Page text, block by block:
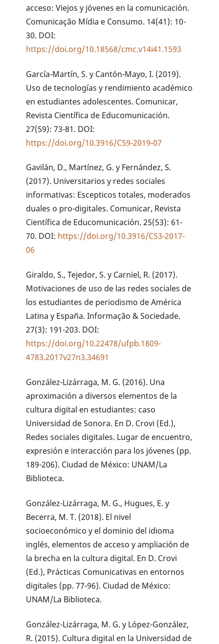
acceso: Viejos y jóvenes en la comunicación.
Comunicação Mídia e Consumo. 14(41): 10-
30. DOI:
https://doi.org/10.18568/cmc.v14i41.1593
García-Martín, S. y Cantón-Mayo, I. (2019).
Uso de tecnologías y rendimiento académico
en estudiantes adolescentes. Comunicar,
Revista Científica de Educomunicación.
27(59): 73-81. DOI:
https://doi.org/10.3916/C59-2019-07
Gavilán, D., Martínez, G. y Fernández, S.
(2017). Universitarios y redes sociales
informativas: Escepticos totales, moderados
duales o pro-digitales. Comunicar, Revista
Científica de Educomunicación. 25(53): 61-
70. DOI: https://doi.org/10.3916/C53-2017-
06
Giraldo, S., Tejedor, S. y Carniel, R. (2017).
Motivaciones de uso de las redes sociales de
los estudiantes de periodismo de América
Latina y España. Informação & Sociedade.
27(3): 191-203. DOI:
https://doi.org/10.22478/ufpb.1809-
4783.2017v27n3.34691
González-Lizárraga, M. G. (2016). Una
aproximación a diversos elementos de la
cultura digital en estudiantes: caso
Universidad de Sonora. En D. Crovi (Ed.),
Redes sociales digitales. Lugar de encuentro,
expresión e interacción para los jóvenes (pp.
189-206). Ciudad de México: UNAM/La
Biblioteca.
González-Lizárraga, M. G., Hugues, E. y
Becerra, M. T. (2018). El nivel
socioeconómico y el dominio del idioma
inglés, elementos de acceso y ampliación de
la brecha en la cultura digital. En D. Crovi
(Ed.), Prácticas Comunicativas en entornos
digitales (pp. 77-96). Ciudad de México:
UNAM/La Biblioteca.
González-Lizárraga, M. G. y López-González,
R. (2015). Cultura digital en la Universidad de